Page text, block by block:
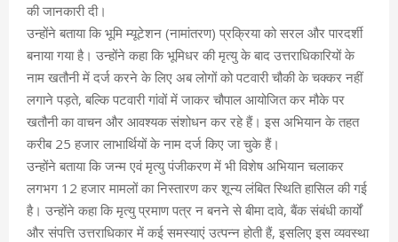
की जानकारी दी।
उन्होंने बताया कि भूमि म्यूटेशन (नामांतरण) प्रक्रिया को सरल और पारदर्शी
बनाया गया है। उन्होंने कहा कि भूमिधर की मृत्यु के बाद उत्तराधिकारियों के
नाम खतौनी में दर्ज करने के लिए अब लोगों को पटवारी चौकी के चक्कर नहीं
लगाने पड़ते, बल्कि पटवारी गांवों में जाकर चौपाल आयोजित कर मौके पर
खतौनी का वाचन और आवश्यक संशोधन कर रहे हैं। इस अभियान के तहत
करीब 25 हजार लाभार्थियों के नाम दर्ज किए जा चुके हैं।
उन्होंने बताया कि जन्म एवं मृत्यु पंजीकरण में भी विशेष अभियान चलाकर
लगभग 12 हजार मामलों का निस्तारण कर शून्य लंबित स्थिति हासिल की गई
है। उन्होंने कहा कि मृत्यु प्रमाण पत्र न बनने से बीमा दावे, बैंक संबंधी कार्यों
और संपत्ति उत्तराधिकार में कई समस्याएं उत्पन्न होती हैं, इसलिए इस व्यवस्था